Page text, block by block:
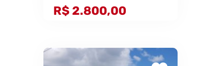
R$ 2.800,00